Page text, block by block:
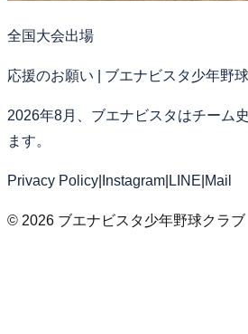
全国大会出場
応援のお願い | ブエナビスタ少年野
2026年8月、ブエナビスタはチーム
ます。
Privacy Policy Instagram LINE Mail
© 2026 ブエナビスタ少年野球クラブ